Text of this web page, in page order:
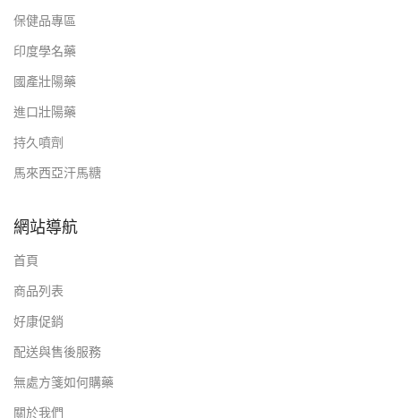
保健品專區
印度學名藥
國產壯陽藥
進口壯陽藥
持久噴劑
馬來西亞汗馬糖
網站導航
首頁
商品列表
好康促銷
配送與售後服務
無處方箋如何購藥
關於我們